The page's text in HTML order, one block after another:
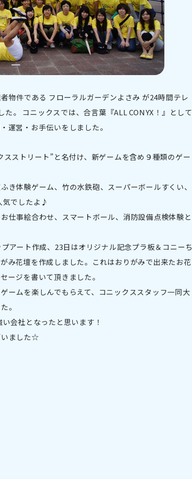
物件である フローラルガーデンよさみ が24時間テレ
。 コニックスでは、合言葉『ALL CONYX！』として
運営・お手伝いをしました。
ストリート”と名付け、新ゲームを含め９種類のゲー
き体験ゲーム、竹の水鉄砲、スーパーボールすくい、
気でしたよ♪
仕事絵合わせ、スマートボール、消防設備点検体験と
アート作成、23日はオリジナル記念プラ板＆コニーち
み花壇を作成しました。これはおりがみで出来たお花
ージを書いて頂きました。
ームを楽しんでもらえて、コニックススタッフ一同大
。
会社となったと思います！
いました☆